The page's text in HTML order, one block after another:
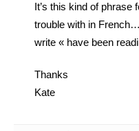
It’s this kind of phrase
trouble with in
write « have been
Thanks
Kate